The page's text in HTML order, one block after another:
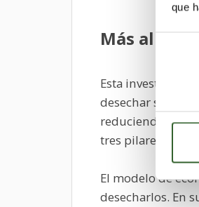
que
Más allá
Esta
desechar
reduciendo el
tres pilares de la
El modelo de
desecharlos. En